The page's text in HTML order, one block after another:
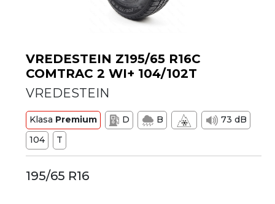
VREDESTEIN Z195/65 R16C
COMTRAC 2 WI+ 104/102T
VREDESTEIN
Klasa Premium D B
73 dB
104
T
195/65 R16